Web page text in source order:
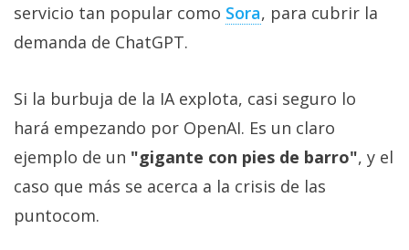
servicio tan popular como Sora‎, para cubrir la
demanda de ChatGPT.
Si la burbuja de la IA explota, casi seguro lo
hará empezando por OpenAI. Es un claro
ejemplo de un "gigante con pies de barro", y el
caso que más se acerca a la crisis de las
puntocom.